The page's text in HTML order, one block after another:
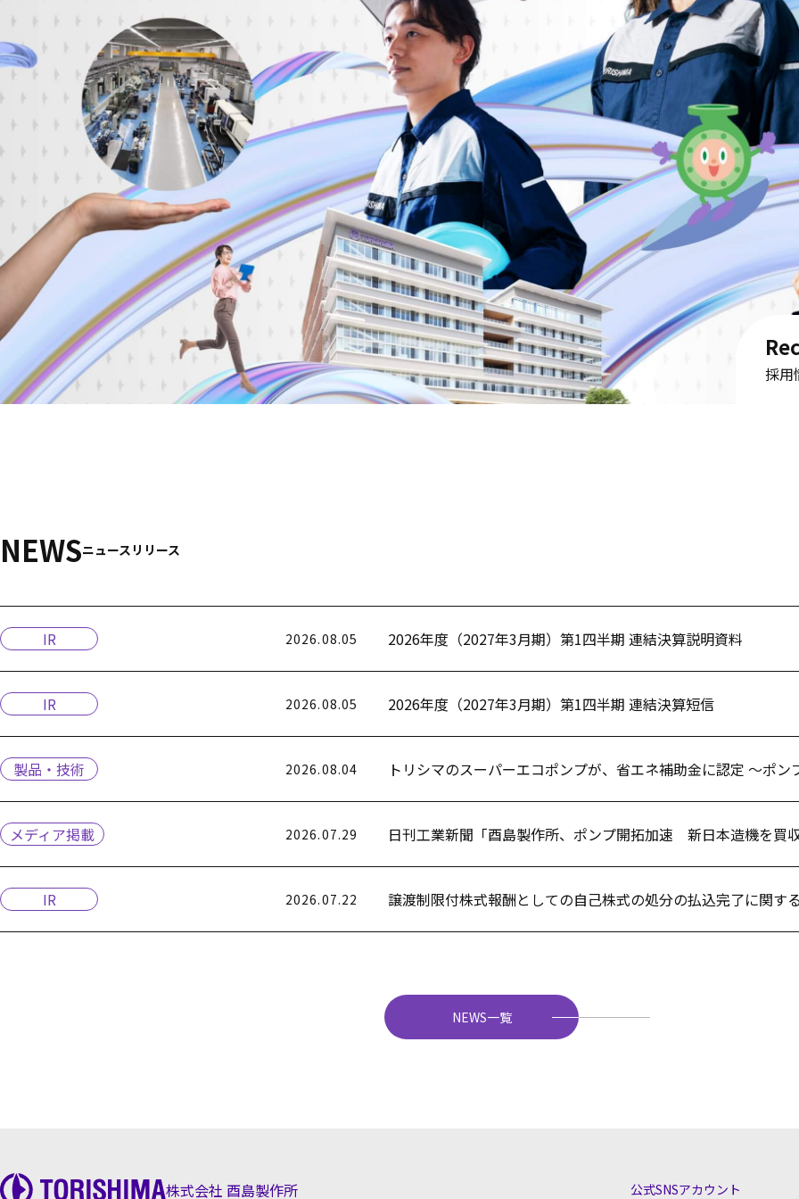
採用
NEWSニュースリリース
IR 2026.08.05 2026年度（2027年3月期）第1四半期 連結決算説明資料
IR 2026.08.05 2026年度（2027年3月期）第1四半期 連結決算短信
製品・技術 2026.08.04 トリシマのスーパーエコポンプが、省エネ補助金に認定 ～ポ
メディア掲載 2026.07.29 日刊工業新聞「酉島製作所、ポンプ開拓加速 新日本造機を買収
IR 2026.07.22 譲渡制限付株式報酬としての自己株式の処分の払込完了に関す
NEWS一覧
株式会社 酉島製作所 公式SNSアカウント